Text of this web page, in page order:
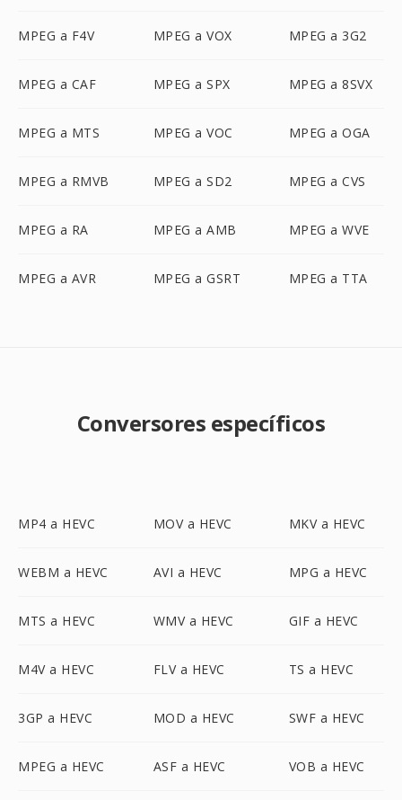
MPEG a F4V MPEG a VOX MPEG a 3G2
MPEG a CAF MPEG a SPX MPEG a 8SVX
MPEG a MTS MPEG a VOC MPEG a OGA
MPEG a RMVB MPEG a SD2 MPEG a CVS
MPEG a RA MPEG a AMB MPEG a WVE
MPEG a AVR MPEG a GSRT MPEG a TTA
Conversores específicos
MP4 a HEVC MOV a HEVC MKV a HEVC
WEBM a HEVC AVI a HEVC MPG a HEVC
MTS a HEVC WMV a HEVC GIF a HEVC
M4V a HEVC FLV a HEVC TS a HEVC
3GP a HEVC MOD a HEVC SWF a HEVC
MPEG a HEVC ASF a HEVC VOB a HEVC